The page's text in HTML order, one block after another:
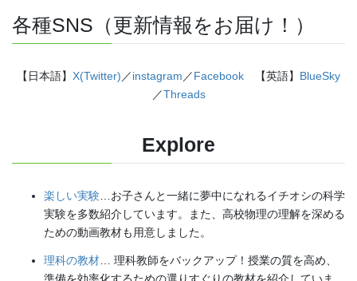
各種SNS（更新情報をお届け！）
【日本語】 X(Twitter)／instagram／Facebook 【英語】 BlueSky
／Threads
Explore
楽しい実験…お子さんと一緒に夢中になれるイチオシの科学
実験を多数紹介しています。また、高校物理の理解を深める
ための動画教材も用意しました。
理科の教材 … 理科教師をバックアップ！授業の質を高め、
準備を効率化するための選りすぐりの教材を紹介していま